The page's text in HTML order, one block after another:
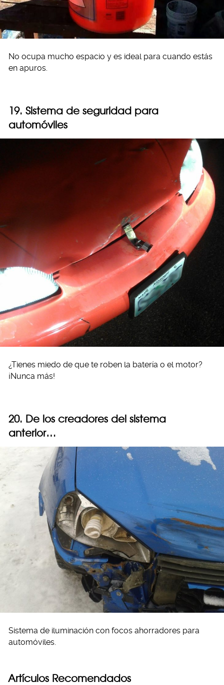
No ocupa mucho espacio y es ideal para cuando estás
en apuros.
19. Sistema de seguridad para
automóviles
¿Tienes miedo de que te roben la batería o el motor?
¡Nunca más!
20. De los creadores del sistema
anterior…
Sistema de iluminación con focos ahorradores para
automóviles.
Artículos Recomendados